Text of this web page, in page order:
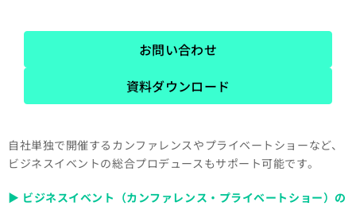
お問い合わせ
資料ダウンロード
自社単独で開催するカンファレンスやプライベートショーなど、
ビジネスイベントの総合プロデュースもサポート可能です。
▶ ビジネスイベント（カンファレンス・プライベートショー）の